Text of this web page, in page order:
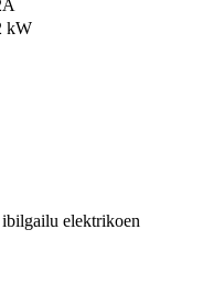
kW
elektrikoen